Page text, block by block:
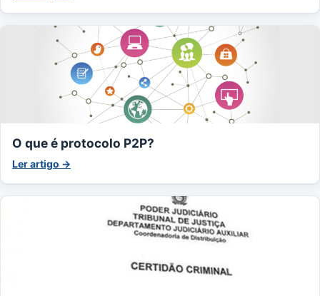
O que é protocolo P2P?
Ler artigo →